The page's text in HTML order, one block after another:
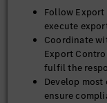
Follow
execute
Coordinate
Export
fulfil the
Develop
ensure